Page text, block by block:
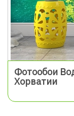
Фотообои
Хорватии